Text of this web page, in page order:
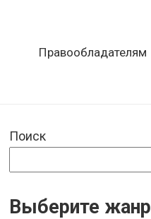
Правообладателям
Поиск
Выберите жанр